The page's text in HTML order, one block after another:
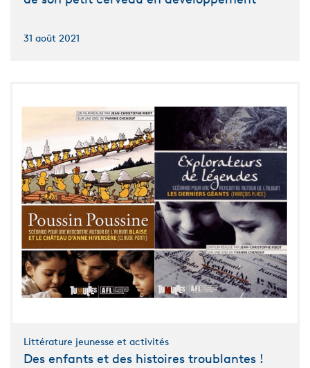
31 août 2021
Littérature jeunesse et activités
Des enfants et des histoires troublantes !